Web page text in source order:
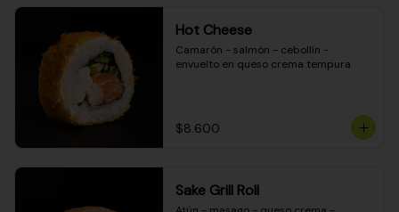
Hot Cheese
Camarón - salmón - cebollín -
envuelto en queso crema tempura
$8.600
Sake Grill Roll